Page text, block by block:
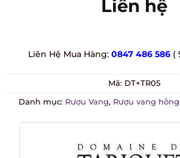
Liên hệ
Liên Hệ Mua Hàng:0847 486 586 (
Mã:DT+TR05
Danh mục:Rượu Vang,Rượu vang hồng,